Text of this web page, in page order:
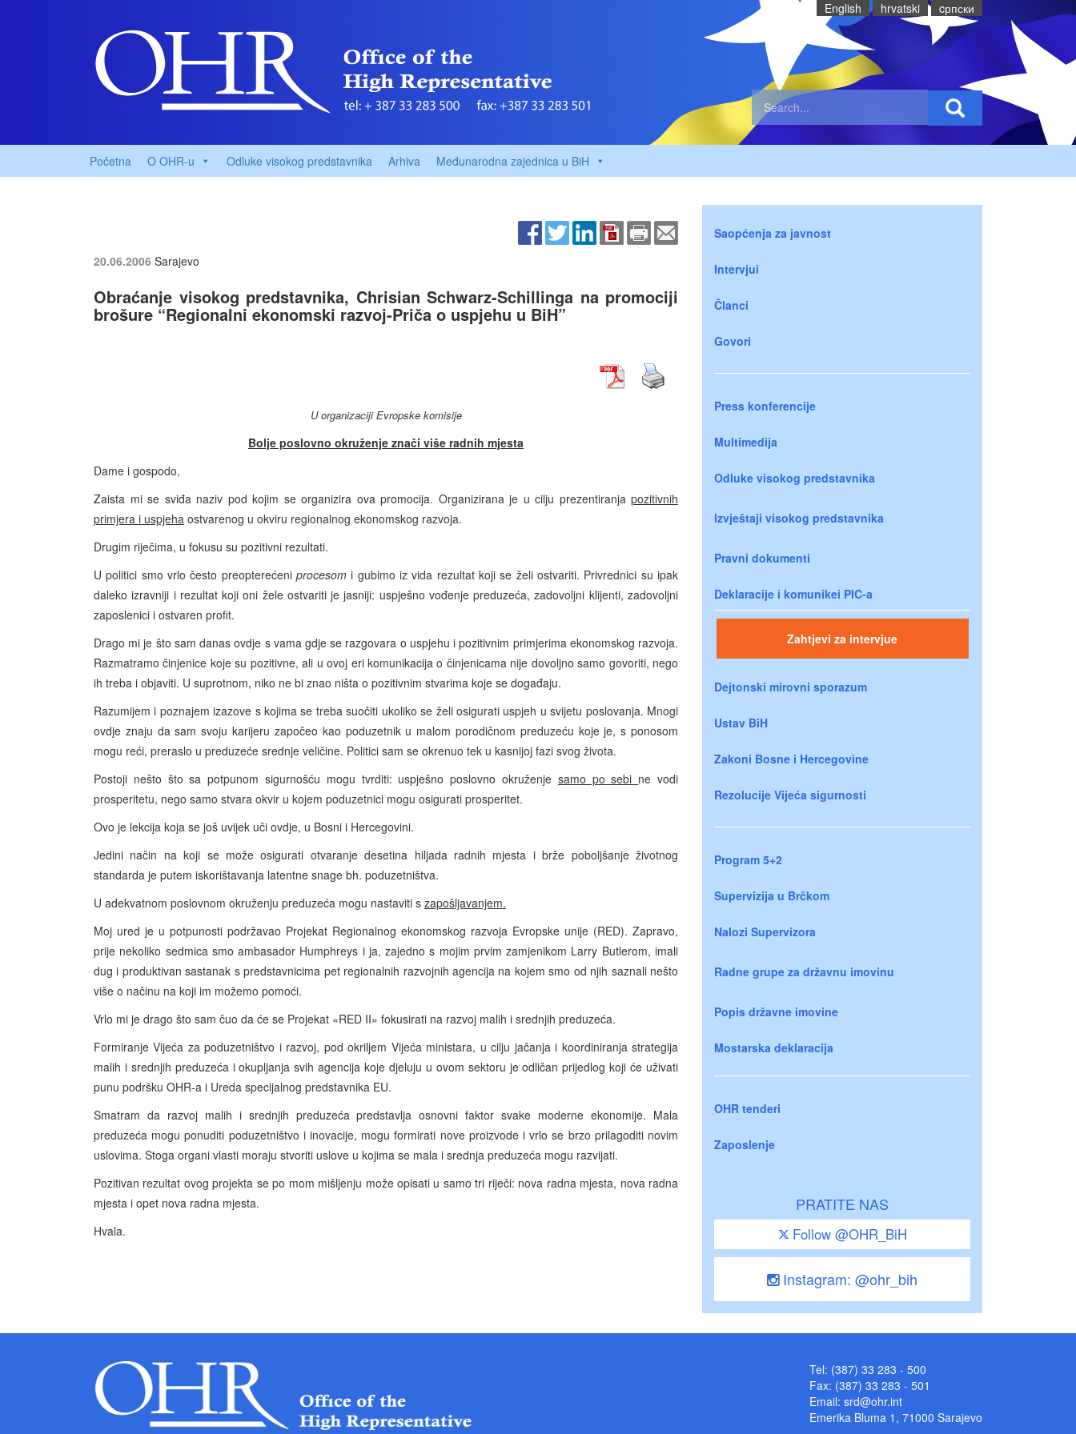
English hrvatski cрпски
Početna O OHR-u Odluke visokog predstavnika Arhiva Međunarodna zajednica u BiH
20.06.2006 Sarajevo
Obraćanje visokog predstavnika, Chrisian Schwarz-Schillinga na promociji
brošure “Regionalni ekonomski razvoj-Priča o uspjehu u BiH”
U organizaciji Evropske komisije
Bolje poslovno okruženje znači više radnih mjesta
Dame i gospodo,
Zaista mi se sviđa naziv pod kojim se organizira ova promocija. Organizirana je u cilju prezentiranja pozitivnih
primjera i uspjeha ostvarenog u okviru regionalnog ekonomskog razvoja.
Drugim riječima, u fokusu su pozitivni rezultati.
U politici smo vrlo često preopterećeni procesom i gubimo iz vida rezultat koji se želi ostvariti. Privrednici su ipak
daleko izravniji i rezultat koji oni žele ostvariti je jasniji: uspješno vođenje preduzeća, zadovoljni klijenti, zadovoljni
zaposlenici i ostvaren profit.
Drago mi je što sam danas ovdje s vama gdje se razgovara o uspjehu i pozitivnim primjerima ekonomskog razvoja.
Razmatramo činjenice koje su pozitivne, ali u ovoj eri komunikacija o činjenicama nije dovoljno samo govoriti, nego
ih treba i objaviti. U suprotnom, niko ne bi znao ništa o pozitivnim stvarima koje se događaju.
Razumijem i poznajem izazove s kojima se treba suočiti ukoliko se želi osigurati uspjeh u svijetu poslovanja. Mnogi
ovdje znaju da sam svoju karijeru započeo kao poduzetnik u malom porodičnom preduzeću koje je, s ponosom
mogu reći, preraslo u preduzeće srednje veličine. Politici sam se okrenuo tek u kasnijoj fazi svog života.
Postoji nešto što sa potpunom sigurnošću mogu tvrditi: uspješno poslovno okruženje samo po sebi ne vodi
prosperitetu, nego samo stvara okvir u kojem poduzetnici mogu osigurati prosperitet.
Ovo je lekcija koja se još uvijek uči ovdje, u Bosni i Hercegovini.
Jedini način na koji se može osigurati otvaranje desetina hiljada radnih mjesta i brže poboljšanje životnog
standarda je putem iskorištavanja latentne snage bh. poduzetništva.
U adekvatnom poslovnom okruženju preduzeća mogu nastaviti s zapošljavanjem.
Moj ured je u potpunosti podržavao Projekat Regionalnog ekonomskog razvoja Evropske unije (RED). Zapravo,
prije nekoliko sedmica smo ambasador Humphreys i ja, zajedno s mojim prvim zamjenikom Larry Butlerom, imali
dug i produktivan sastanak s predstavnicima pet regionalnih razvojnih agencija na kojem smo od njih saznali nešto
više o načinu na koji im možemo pomoći.
Vrlo mi je drago što sam čuo da će se Projekat «RED II» fokusirati na razvoj malih i srednjih preduzeća.
Formiranje Vijeća za poduzetništvo i razvoj, pod okriljem Vijeća ministara, u cilju jačanja i koordiniranja strategija
malih i srednjih preduzeća i okupljanja svih agencija koje djeluju u ovom sektoru je odličan prijedlog koji će uživati
punu podršku OHR-a i Ureda specijalnog predstavnika EU.
Smatram da razvoj malih i srednjih preduzeća predstavlja osnovni faktor svake moderne ekonomije. Mala
preduzeća mogu ponuditi poduzetništvo i inovacije, mogu formirati nove proizvode i vrlo se brzo prilagoditi novim
uslovima. Stoga organi vlasti moraju stvoriti uslove u kojima se mala i srednja preduzeća mogu razvijati.
Pozitivan rezultat ovog projekta se po mom mišljenju može opisati u samo tri riječi: nova radna mjesta, nova radna
mjesta i opet nova radna mjesta.
Hvala.
Saopćenja za javnost
Intervjui
Članci
Govori
Press konferencije
Multimedija
Odluke visokog predstavnika
Izvještaji visokog predstavnika
Pravni dokumenti
Deklaracije i komunikei PIC-a
Zahtjevi za intervjue
Dejtonski mirovni sporazum
Ustav BiH
Zakoni Bosne i Hercegovine
Rezolucije Vijeća sigurnosti
Program 5+2
Supervizija u Brčkom
Nalozi Supervizora
Radne grupe za državnu imovinu
Popis državne imovine
Mostarska deklaracija
OHR tenderi
Zaposlenje
PRATITE NAS
Follow @OHR_BiH
Instagram: @ohr_bih
Tel: (387) 33 283 - 500
Fax: (387) 33 283 - 501
Email: srd@ohr.int
Emerika Bluma 1, 71000 Sarajevo